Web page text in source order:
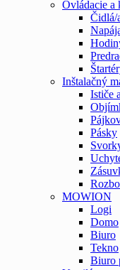
Ovládacie a
Čidlá/
Inštalačný
Ističe
Pásky
MOWION
Logi
Domo
Biuro
Tekno
Biuro